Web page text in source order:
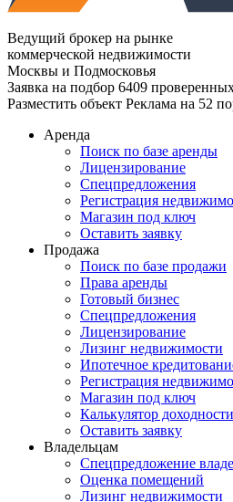
Ведущий брокер на рынке
коммерческой недвижимости
Москвы и Подмосковья
Заявка на подбор 6409
Разместить объект Реклама на 52
Аренда
Поиск по базе аренды
Лицензирование
Спецпредложения
Регистрация
Магазин под ключ
Оставить заявку
Продажа
Поиск по базе продажи
Права аренды
Готовый бизнес
Спецпредложения
Лицензирование
Лизинг недвижимости
Ипотечное
Регистрация
Магазин под ключ
Калькулятор
Оставить заявку
Владельцам
Спецпредложение
Оценка помещений
Лизинг недвижимости